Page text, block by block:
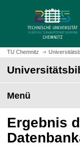
z
m
t
e
i
t
u
f
TU Chemnitz
Menü
Ergebnis